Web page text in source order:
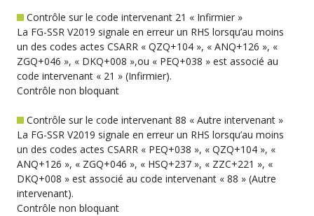
Contrôle sur le code intervenant 21 « Infirmier »
La FG-SSR V2019 signale en erreur un RHS lorsqu’au moins
un des codes actes CSARR « QZQ+104 », « ANQ+126 », «
ZGQ+046 », « DKQ+008 »,ou « PEQ+038 » est associé au
code intervenant « 21 » (Infirmier).
Contrôle non bloquant
Contrôle sur le code intervenant 88 « Autre intervenant »
La FG-SSR V2019 signale en erreur un RHS lorsqu’au moins
un des codes actes CSARR « PEQ+038 », « QZQ+104 », «
ANQ+126 », « ZGQ+046 », « HSQ+237 », « ZZC+221 », «
DKQ+008 » est associé au code intervenant « 88 » (Autre
intervenant).
Contrôle non bloquant